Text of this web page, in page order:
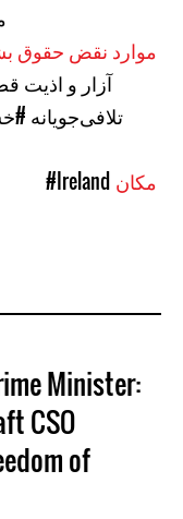
#آزار و اذیت
تلافی‌جویانه
#Ireland
Minister:
CSO
of